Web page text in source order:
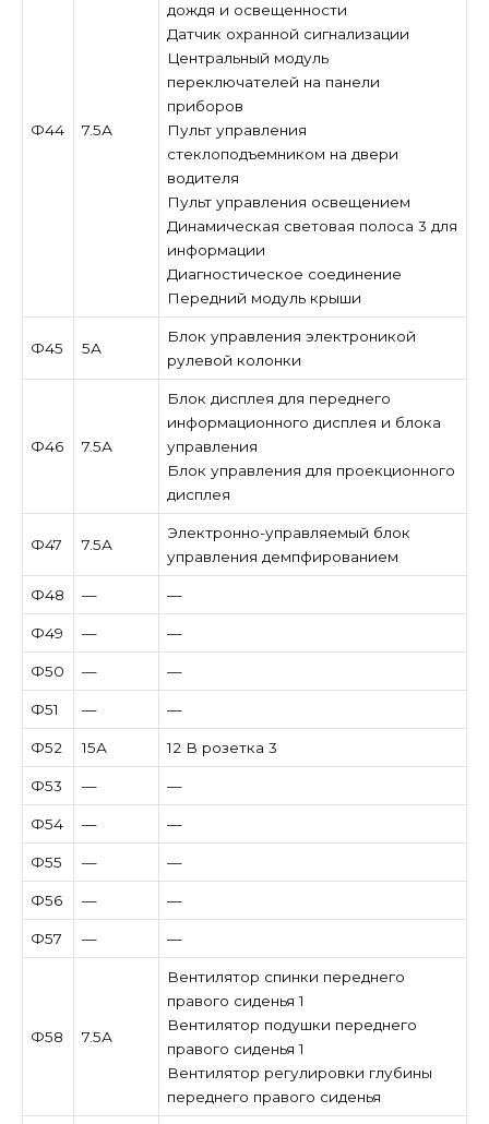
Ф44 7.5А
дождя и освещенности
Датчик охранной сигнализации
Центральный модуль
переключателей на панели
приборов
Пульт управления
стеклоподъемником на двери
водителя
Пульт управления освещением
Динамическая световая полоса 3 для
информации
Диагностическое соединение
Передний модуль крыши
Ф45 5А
Блок управления электроникой
рулевой колонки
Ф46 7.5А
Блок дисплея для переднего
информационного дисплея и блока
управления
Блок управления для проекционного
дисплея
Ф47 7.5А
Электронно-управляемый блок
управления демпфированием
Ф48 — —
Ф49 — —
Ф50 — —
Ф51 — —
Ф52 15А 12 В розетка 3
Ф53 — —
Ф54 — —
Ф55 — —
Ф56 — —
Ф57 — —
Ф58 7.5А
Вентилятор спинки переднего
правого сиденья 1
Вентилятор подушки переднего
правого сиденья 1
Вентилятор регулировки глубины
переднего правого сиденья